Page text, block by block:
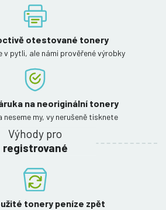
otestované tonery
v pytli, ale námi prověřené výrobky
na neoriginální tonery
neseme my, vy nerušeně tisknete
Výhody pro
registrované
tonery peníze zpět